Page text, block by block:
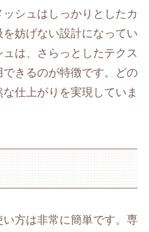
シュはしっかりとしたカ
妨げない設計になってい
は、さらっとしたテクス
きるのが特徴です。どの
仕上がりを実現していま
方は非常に簡単です。専